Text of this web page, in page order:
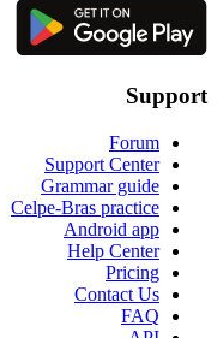
Support
Forum
Support Center
Grammar guide
Celpe-Bras practice
Android app
Help Center
Pricing
Contact Us
FAQ